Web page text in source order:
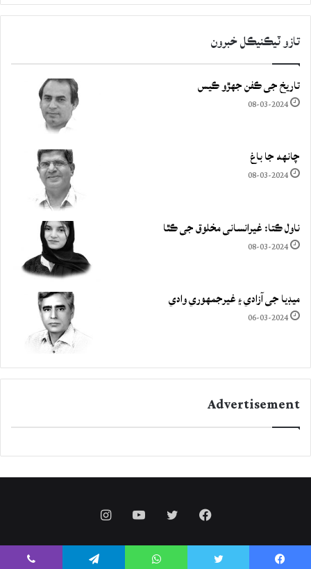
تازو ٽيڪنيڪل خبرون
تاريخ جي ڪفن جھڙو ڪيس
08-03-2024
چانهه جا باغ
08-03-2024
ناول ڪتا: غيرانساني مخلوق جي ڪٿا
08-03-2024
ميڊيا جي آزادي ۽ غيرجمھوري وادي
06-03-2024
Advertisement
Facebook
Twitter
YouTube